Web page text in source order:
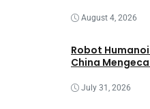
August 4, 2026
Robot
China
July 31, 2026